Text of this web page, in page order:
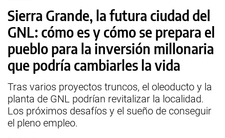
Sierra Grande, la futura ciudad del
GNL: cómo es y cómo se prepara el
pueblo para la inversión millonaria
que podría cambiarles la vida
Tras varios proyectos truncos, el oleoducto y la
planta de GNL podrían revitalizar la localidad.
Los próximos desafíos y el sueño de conseguir
el pleno empleo.